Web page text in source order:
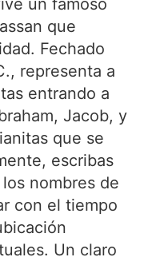
un famoso
que
Fechado
representa a
entrando a
Jacob, y
que se
escribas
nombres de
con el tiempo
Un claro